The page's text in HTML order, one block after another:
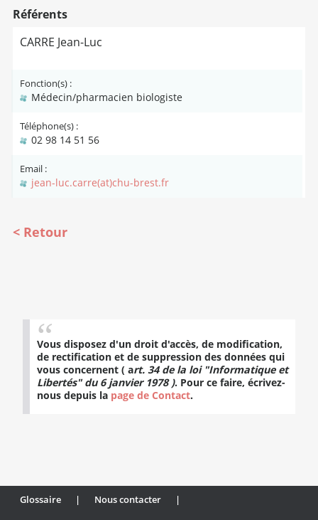
Référents
CARRE Jean-Luc
Fonction(s) :
Médecin/pharmacien biologiste
Téléphone(s) :
02 98 14 51 56
Email :
jean-luc.carre(at)chu-brest.fr
Retour
Vous disposez d'un droit d'accès, de modification,
de rectification et de suppression des données qui
vous concernent ( art. 34 de la loi "Informatique et
Libertés" du 6 janvier 1978 ). Pour ce faire, écrivez-
nous depuis la page de Contact.
Glossaire | Nous contacter |